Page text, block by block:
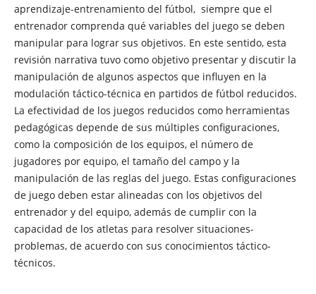
aprendizaje-entrenamiento del fútbol, ​​ siempre que el
entrenador comprenda qué variables del juego se deben
manipular para lograr sus objetivos. En este sentido, esta
revisión narrativa tuvo como objetivo presentar y discutir la
manipulación de algunos aspectos que influyen en la
modulación táctico-técnica en partidos de fútbol reducidos.
La efectividad de los juegos reducidos como herramientas
pedagógicas depende de sus múltiples configuraciones,
como la composición de los equipos, el número de
jugadores por equipo, el tamaño del campo y la
manipulación de las reglas del juego. Estas configuraciones
de juego deben estar alineadas con los objetivos del
entrenador y del equipo, además de cumplir con la
capacidad de los atletas para resolver situaciones-
problemas, de acuerdo con sus conocimientos táctico-
técnicos.